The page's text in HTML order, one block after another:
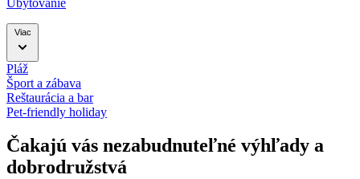
Viac
Pláž
Šport a zábava
Reštaurácia a bar
Pet-friendly holiday
Čakajú vás nezabudnuteľné výhľady a
dobrodružstvá